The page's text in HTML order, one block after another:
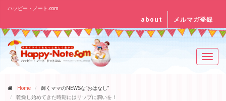
ハッピー・ノート.com
about メルマガ登録
Home
輝くママのNEWSな“おはなし”
乾燥し始めてきた時期にはリップに潤いを！